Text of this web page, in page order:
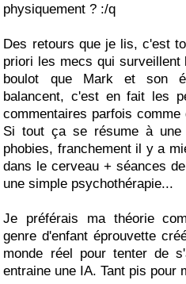
physiquement ? :/q
Des retours que je lis, c'est
priori les mecs qui surveillent
boulot que Mark et son
balancent, c'est en fait les
commentaires parfois
Si tout ça se résume à une
phobies, franchement il y a
dans le cerveau + séances
une simple psychothérapie...
Je préférais ma théorie
genre d'enfant éprouvette
monde réel pour tenter de
entraine une IA. Tant pis pour